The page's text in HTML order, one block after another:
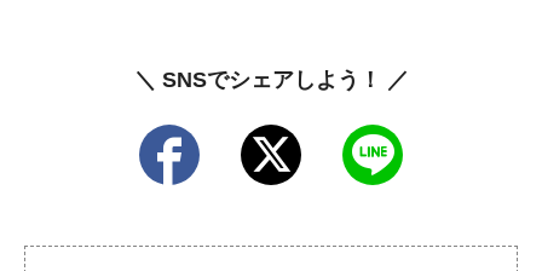
＼ SNSでシェアしよう！ ／